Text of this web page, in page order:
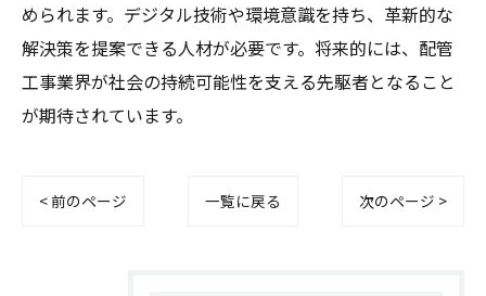
められます。デジタル技術や環境意識を持ち、革新的な
解決策を提案できる人材が必要です。将来的には、配管
工事業界が社会の持続可能性を支える先駆者となること
が期待されています。
< 前のページ 一覧に戻る 次のページ >